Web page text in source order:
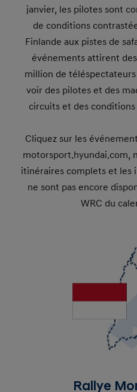
janvier, les pilotes sont
de conditions
Finlande aux pistes de
événements attirent
million de téléspectateurs
voir des pilotes et des
circuits et des
Cliquez sur les
motorsport.hyundai.com,
itinéraires complets et les
ne sont pas encore
WRC du
Rallye